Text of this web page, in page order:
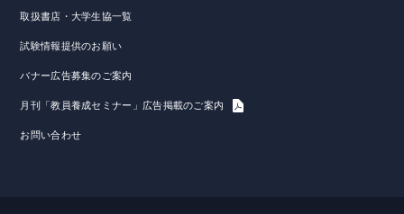
取扱書店・大学生協一覧
試験情報提供のお願い
バナー広告募集のご案内
月刊「教員養成セミナー」広告掲載のご案内
お問い合わせ